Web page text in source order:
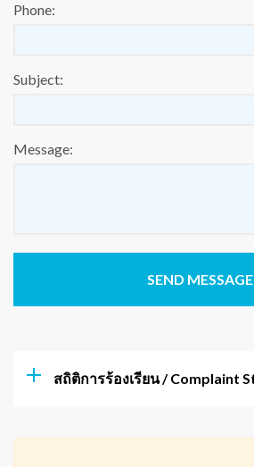
Phone:
Subject:
Message:
สถิติการร้องเรียน / Complaint